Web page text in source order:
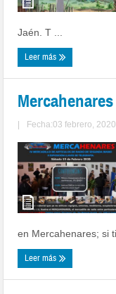
Jaén. T ...
Leer más
| Fecha:03 febrero, 2020
en Mercahenares; si
Leer más